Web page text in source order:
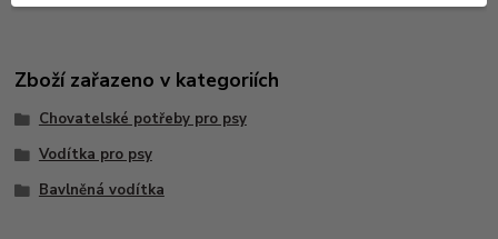
Zboží zařazeno v kategoriích
Chovatelské potřeby pro psy
Vodítka pro psy
Bavlněná vodítka